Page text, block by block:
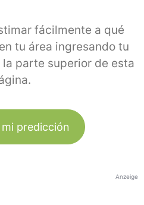
fácilmente a qué
tu área ingresando tu
parte superior de esta
predicción
Anzeige